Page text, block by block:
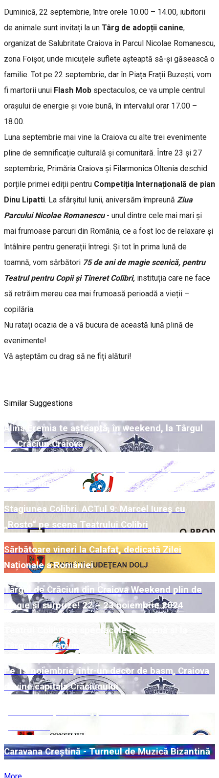
Duminică, 22 septembrie, între orele 10.00 – 14.00, iubitorii
de animale sunt invitați la un Târg de adopții canine,
organizat de Salubritate Craiova în Parcul Nicolae Romanescu,
zona Foișor, unde micuțele suflete așteaptă să-și găsească o
familie. Tot pe 22 septembrie, dar în Piața Frații Buzești, vom
fi martorii unui Flash Mob spectaculos, ce va umple centrul
orașului de energie și voie bună, în intervalul orar 17.00 –
18.00.
Luna septembrie mai vine la Craiova cu alte trei evenimente
pline de semnificație culturală și comunitară. Între 23 și 27
septembrie, Primăria Craiova și Filarmonica Oltenia deschid
porțile primei ediții pentru Competiția Internațională de pian
Dinu Lipatti. La sfârșitul lunii, aniversăm împreună Ziua
Parcului Nicolae Romanescu- unul dintre cele mai mari și
mai frumoase parcuri din România, ce a fost loc de relaxare și
întâlnire pentru generații întregi. Și tot în prima lună de
toamnă, vom sărbători 75 de ani de magie scenică, pentru
Teatrul pentru Copii și Tineret Colibri, instituția care ne face
să retrăim mereu cea mai frumoasă perioadă a vieții –
copilăria.
Nu ratați ocazia de a vă bucura de această lună plină de
evenimente!
Vă așteptăm cu drag să ne fiți alături!
Similar Suggestions
Alina Eremia te așteaptă, în weekend, la Târgul
de Crăciun Craiova
Week-end Colibri cu povești pe scenă și la Târgul
de Crăciun
Stagiunea Colibri. ACTul 9: Marcel Iureș cu
„Rosto“ pe scena Teatrului Colibri
Sărbătoare vineri la Calafat, dedicată Zilei
Naționale a României
Târgul de Crăciun din Craiova Weekend plin de
magie și surprize! 22 – 23 noiembrie 2024
Teatrul Colibri cu spectacole pe scenă și la
Târgul de Crăciun
Pe 15 noiembrie, într-un decor de basm, Craiova
devine capitala Crăciunului
Caravana Creștină - Turneul de Muzică Bizantină